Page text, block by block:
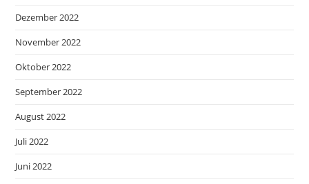
Dezember 2022
November 2022
Oktober 2022
September 2022
August 2022
Juli 2022
Juni 2022